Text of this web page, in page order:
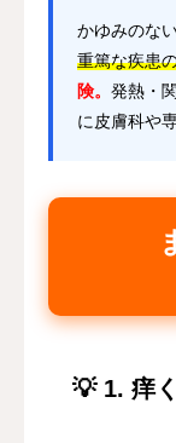
かゆみのな
重篤な疾患
険。 発熱・
に皮膚科や
💡 1. 痒